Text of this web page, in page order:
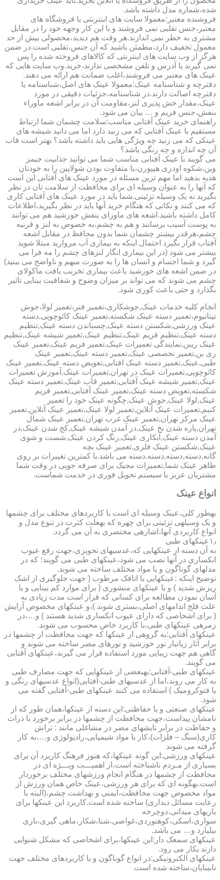
شده،شماره مدل داشته باشد.
فروشنده معتبر:معمولا سایت های اینترنتی یا فروشگاه های
معتبر،جنس تقلبی نمی فروشند و با این کار وجهه خود را در مقابل
مشتری به خطر نمی اندازند.هر وقت هم دیدید،محصولی بیش از حد
معمول تخفیف دارد،مطمئن باشید که آن جنس،تقلبی است.در ضمن
هرگز از وب سایت های اینترنتی که کالاهای فروخته شده را پس
نمی گیرند یا آدرس و تلفن مشخصی ندارند،خرید.وب سایت هایی که
عینک های معتبر می فروشند،اغلب ضمانت هم ارائه می دهند.
دفترچه و شناسنامه عینک:معمولا عینک های اصل،شناسنامه یا
دفترچه اصالت دارند.در شناسنامه،جزئیات دقیقی در مورد
عینک،مقدار خش پذیری لنز،مقاومت آن در برابر اشعه ماوراء
بنفش،جنس فریم و … بیان می شود.
راهنمای خرید عینک آفتابی مناسب:سلامت چشمان شما ارتباط
مستقیم با عینک آفتابی که می زنید دارد اما می دانید شیشه های
عینکی که می زنید چه ویژگی هایی باید داشته باشد؟ بهتر است قاب
آن چه اندازه و چه رنگی باشد؟
می گویند با عینک آفتابی مناسب شما می توانید جذابیت جیمز
وین،شکوه اودری هیپورن،یا متفاوت بودن شولاپین را به خودتان
هدیه بدهید اما مهم ترین مسئله در مورد عینک های آفتابی این است
که آنها را به عنوان وسیله ای برای محافظت از سلامت تان در نظر
بگیرید نه یک وسیله تزئینی.شما باید در مورد عینک های آفتابی کاری
که می کنند و نکاتی که هنگام خرید آنها باید در نظر بگیرید،اطلاعات
کامل داشته باشید.اشعه های ماورای بنفش خورشید هم می توانند
به پوست آسیب برسانند و هم به چشم،به خصوص به لنز و قرنیه
چشم،هرقدر بیشتر چشمان شما بدون محافظ در مقابل اشعه
آفتاب قرار بگیرد احتمال اینکه به بیماری آب مروارید مبتلا شوید
بیشتر می شود (در این بیماری انگار لنزهای چشم را مه فرا می
گیرد و شما اجسام و انسان ها را به صورت مبهم و ناواضح می بینید)
در ضمن اشعه های خورشید باعث بیماری تخریب بافت ماکولای
چشم می شوند که می تواند بر میزان وضوح و شفافیت بینایی تاثیر
بگذارد و حتی باعث کوری شود.
انجام کلیه خدمات عینک,جوشکاری،تعمیر فنر،تعمیر لولا،جوش
تیتانیوم،تعمیر دسته عینک شکسته,تعمیر عینک کائوچویی,دسته
عینک ورزشی,شکستن دسته عینک,چسباندن دسته عینک,تنظیم
دسته عینک,تنظیم فریم عینک,تنظیم عینک,تعمیر شیشه عینک,تنظیم
عینک ریبن,نمایندگی تعمیرات عینک,تعمیر فریم عینک,تعمیر عینک
ری بن,تعمیر تخصصی عینک,تعمیر دسته عینک,تعمیر عینک
طبی,عینک,تعمیر دسته عینک افتابی,تعویض دسته عینک,تعمیر عینک
کائوچویی,تعمیرات عینک در تهران,تعمیرات عینک,آموزش تعمیرات
عینک,تعمیر شیشه عینک آفتابی,تعمیر قاب عینک,تعمیر دسته عینک
شکسته,تعویض دسته عینک,تعمیر عینک آفتابی,تعمیر فریم
عینک,لولا عینک,جوش عینک,چگونه عینک خود را تعمیر
کنیم,تعمیرات عینک آنلاین,تعمیر لولا عینک,تعمیر عینک آنلاین,تعمیر
عینک مرکز تهران,تعمیر عینک غرب تهران,تعمیر عینک شمال
تهران,پاره شدن نخ عینک,در آمدن شیشه عینک,کج شدن عینک,در
آمدن دسته عینک,آبکاری عینک,رنگ کردن عینک,شست و شوی
عینک,شکستن عینک فلزی,تعمیر عینک بچه
گانه,دسته,دسته,دسته,دسته می باشد.با کمترین تغییرات بر روی
ظاهر عینک شما,تعمیرات مجیک برای صرفه جویی در وقت شما
مشتریان عزیز با سیستم تحویل فوری در خدمت شماست.
انواع عینک
به­طور کلی،عینک وسیله ای است با کاربردهای مختلف برای چشمها
و یک وسیله­ی تزئینی برای چهره که به­علت کثرت در تنوع مدل و
انواع کاربردی آنها،اشاره­ی مختصری به آن می گردد.
۱٫عینکهای طبی
به آن دسته از عینکهایی که،عدسیهای تجویزی،جهت رفع عیوب
انکساری در آنها نصب می شود،عینکهای طبی می گویند؛ که در
مدلهای گوناگون و با مواد مختلف ساخته می شوند.
توضیح اینکه :عینکهایی با اتاقک مرطوب ( جهت جلوگیری از اشک
ریزش شدید ) و یا عینکهای منشوری ( برای موارد کم بینایی و یا
آسان نمودن مطالعه برای کسانی که قرار است مدت زیادی به
علت فلج اندامهای اصلی،بستری شوند )،و عینکهای مخصوص آرایش
( برای اشخاصی که دارای عیوب انکساری شدید هستند ) و…،در
زمره­ی عینکهای طبی،با کاربرد خاص محسوب می شوند.
عینکهای آفتابی:به گروهی از عینکها که جهت محافظت از چشمها در
برابر آثار زیانبار نور خورشید و نورهای مضر ساخته می شوند و
گاهی هم جهت زیبایی مورد استفاده قرار می گیرند،عینکهای آفتابی
می گویند.
عینکهای طبی-آفتابی:به­بعضی از عینکهایی که جهت مصارف طبی
به کار می روند،اما از عدسیهای طبی-آفتابی(انواع عدسیهای رنگی و
یا فتوکرومیک ) استفاده می کنند عینکهای طبی-آفتابی گفته می
شود.
عینکهای صنعتی و یا حفاظتی:این دسته از عینکها،همان طور که از
نامشان پیداست،جهت محافظت از چشمها در برابر برخورد با ذرات
و حفاظت در برابر تابشهای مضر در مشاغلی مانند : تراش
کاری(سنگ – فلزات)،کار با مواد شیمیایی،رادیولوژی و…،به کار
گرفته می شوند
عینکهای ورزشی:این گونه عینکها،که هنوز فرهنگ کاربرد آن برای
بسیاری از مـردم ناشناخته است،از اهمیـــت ویـــژه ای در
محافظت از چشمها در هنگام انجام ورزشهای مختلف برخوردار
است.به­گونه ای که برای هر ورزشی،عینک خاص همان ورزش از
مواد مخصوص جهت محافظت،ایمنی و بهداشت چشم،(البته با
رعایت مسائل دیداری) ساخته شده است.کاربرد این عینکها برای
بازیهای میدانی،دوچرخه
سواری،اسکی،کوهنوردی،غواصی،شنا،شکار،ماهی گیری،بازی
بیلیارد و… می باشد.
عینکهای سمعک دار:این عینکها،برای اشخاصی که مشکل شنوایی
دارند بکار می رود.
عینکهای الکترونیکی:در انواع گوناگون و با کاربردهای مختلف جهت
نابینایان،ساخته شده است.